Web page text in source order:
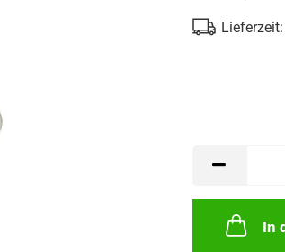
Lieferzeit:
In